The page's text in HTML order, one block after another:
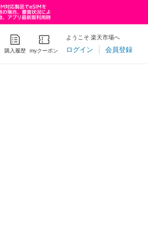
購入履歴 myクーポン
ようこそ 楽天市場へ
ログイン 会員登録